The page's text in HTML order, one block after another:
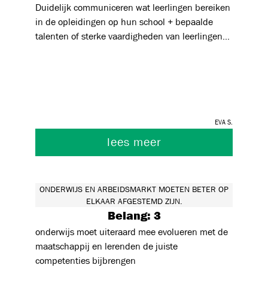
Duidelijk communiceren wat leerlingen bereiken
in de opleidingen op hun school + bepaalde
talenten of sterke vaardigheden van leerlingen
Eva S.
lees meer
ONDERWIJS EN ARBEIDSMARKT MOETEN BETER OP
ELKAAR AFGESTEMD ZIJN.
Belang: 3
onderwijs moet uiteraard mee evolueren met de
maatschappij en lerenden de juiste
competenties bijbrengen